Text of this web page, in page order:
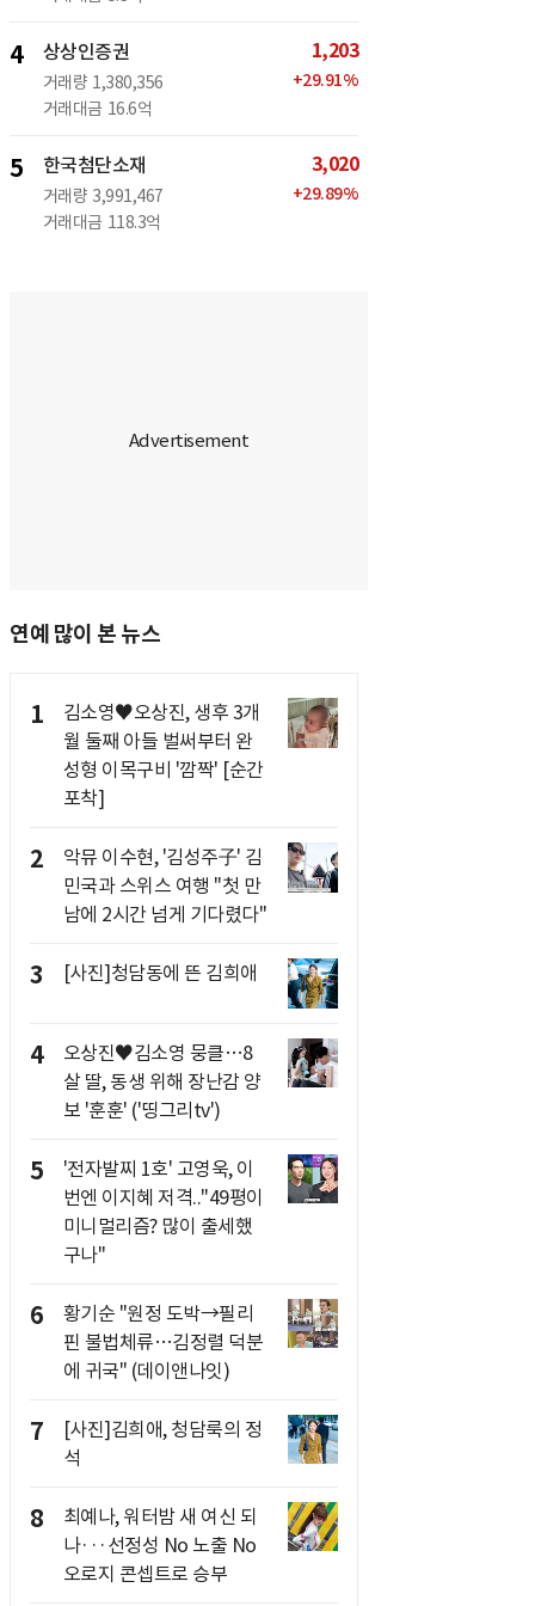
4 상상인증권
거래량 1,380,356
거래대금 16.6억
1,203
+29.91%
5 한국첨단소재
거래량 3,991,467
거래대금 118.3억
3,020
+29.89%
연예 많이 본 뉴스
1
김소영♥오상진, 생후 3개
월 둘째 아들 벌써부터 완
성형 이목구비 '깜짝' [순간
포착]
2
악뮤 이수현, '김성주子' 김
민국과 스위스 여행 "첫 만
남에 2시간 넘게 기다렸다"
3 [사진]청담동에 뜬 김희애
4
오상진♥김소영 뭉클…8
살 딸, 동생 위해 장난감 양
보 '훈훈' ('띵그리tv')
5
'전자발찌 1호' 고영욱, 이
번엔 이지혜 저격.."49평이
미니멀리즘? 많이 출세했
구나"
6
황기순 "원정 도박→필리
핀 불법체류…김정렬 덕분
에 귀국" (데이앤나잇)
7
[사진]김희애, 청담룩의 정
석
8
최예나, 워터밤 새 여신 되
나···선정성 No 노출 No
오로지 콘셉트로 승부